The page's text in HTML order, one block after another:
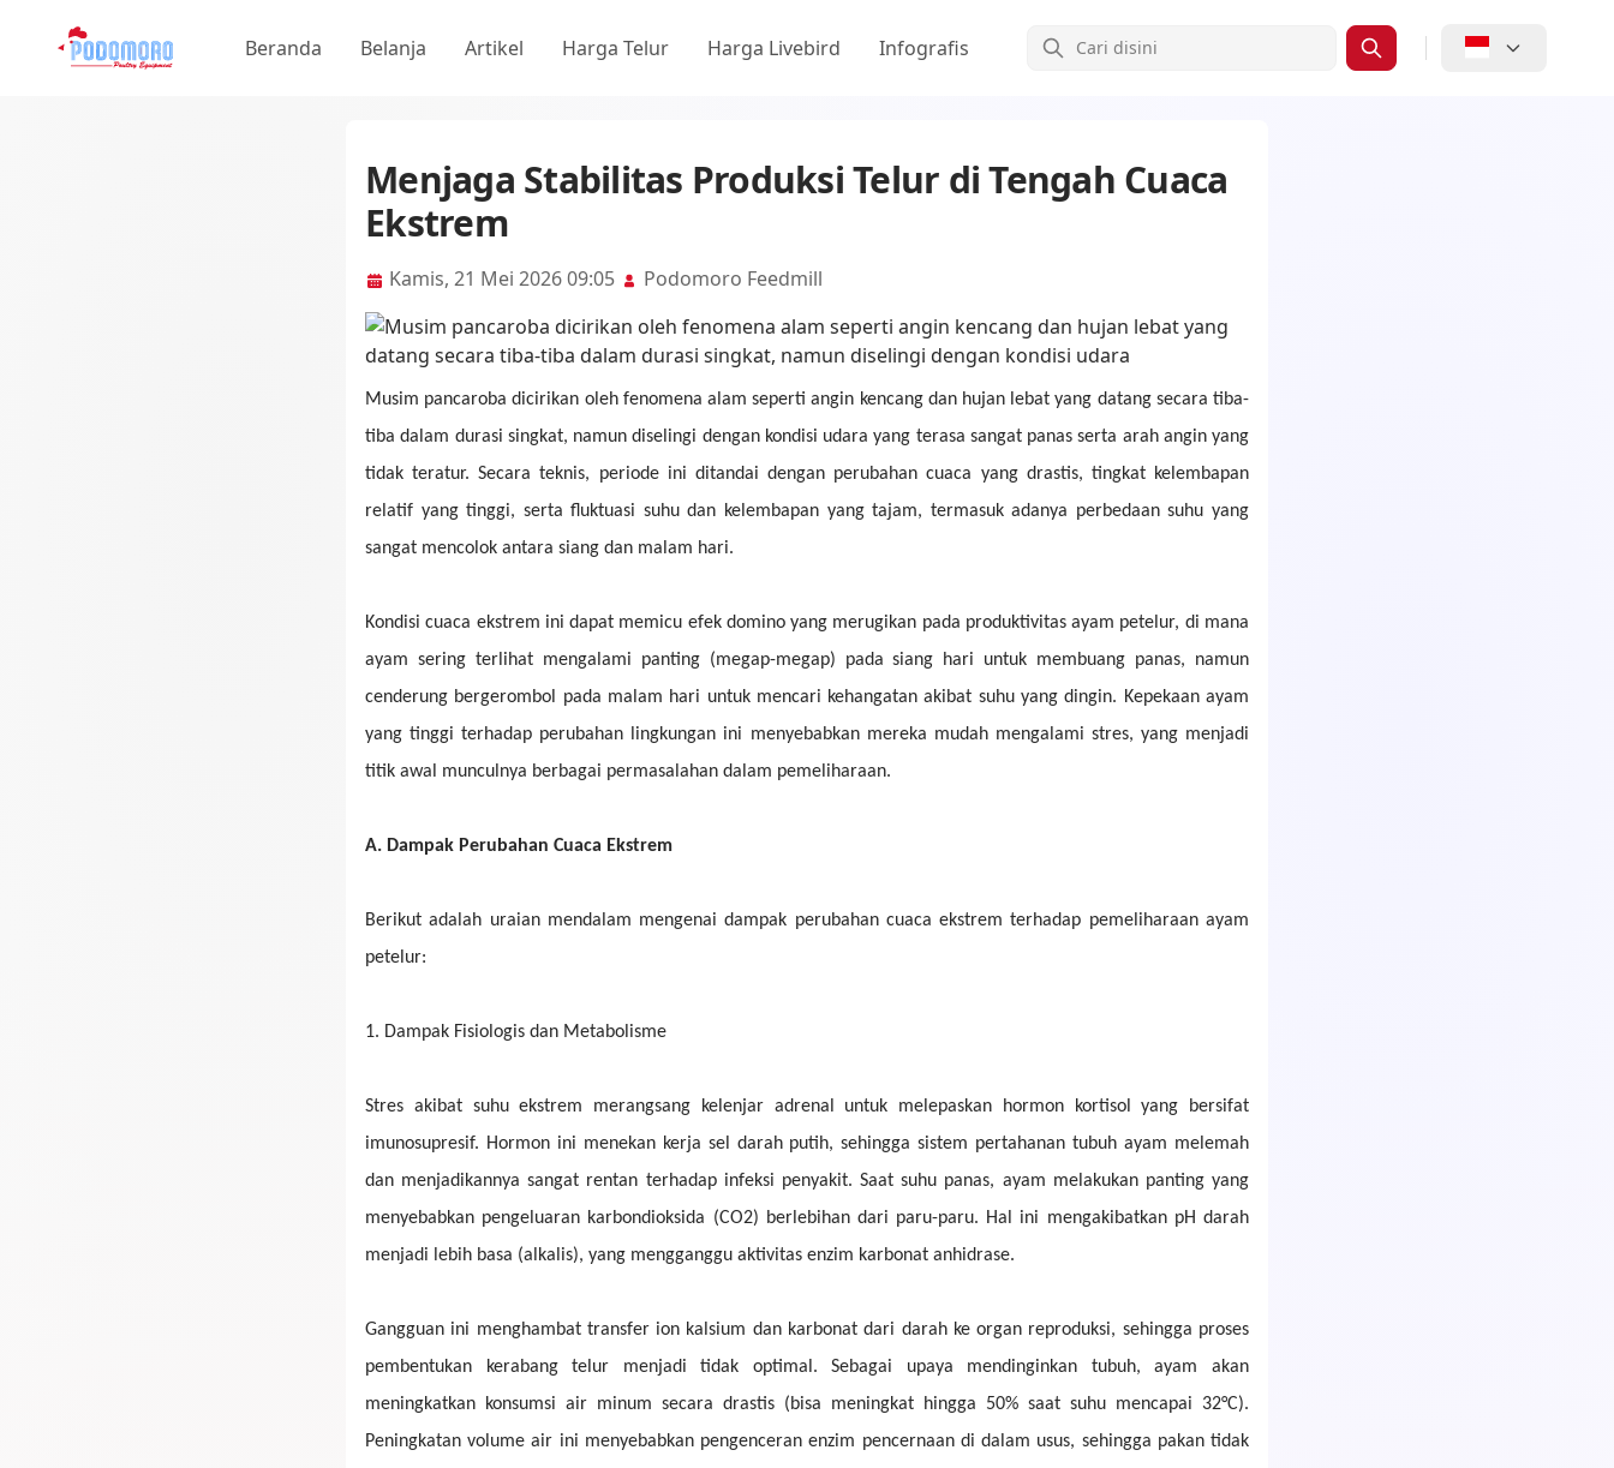
Cari
Beranda Belanja Artikel Harga Telur Harga Livebird Infografis
Menjaga Stabilitas Produksi Telur di Tengah Cuaca
Ekstrem
Kamis, 21 Mei 2026 09:05 Podomoro Feedmill
Musim pancaroba dicirikan oleh fenomena alam seperti angin kencang dan hujan lebat yang datang secara tiba-
tiba dalam durasi singkat, namun diselingi dengan kondisi udara yang terasa sangat panas serta arah angin yang
tidak teratur. Secara teknis, periode ini ditandai dengan perubahan cuaca yang drastis, tingkat kelembapan
relatif yang tinggi, serta fluktuasi suhu dan kelembapan yang tajam, termasuk adanya perbedaan suhu yang
sangat mencolok antara siang dan malam hari.
Kondisi cuaca ekstrem ini dapat memicu efek domino yang merugikan pada produktivitas ayam petelur, di mana
ayam sering terlihat mengalami panting (megap-megap) pada siang hari untuk membuang panas, namun
cenderung bergerombol pada malam hari untuk mencari kehangatan akibat suhu yang dingin. Kepekaan ayam
yang tinggi terhadap perubahan lingkungan ini menyebabkan mereka mudah mengalami stres, yang menjadi
titik awal munculnya berbagai permasalahan dalam pemeliharaan.
A. Dampak Perubahan Cuaca Ekstrem
Berikut adalah uraian mendalam mengenai dampak perubahan cuaca ekstrem terhadap pemeliharaan ayam
petelur:
1. Dampak Fisiologis dan Metabolisme
Stres akibat suhu ekstrem merangsang kelenjar adrenal untuk melepaskan hormon kortisol yang bersifat
imunosupresif. Hormon ini menekan kerja sel darah putih, sehingga sistem pertahanan tubuh ayam melemah
dan menjadikannya sangat rentan terhadap infeksi penyakit. Saat suhu panas, ayam melakukan panting yang
menyebabkan pengeluaran karbondioksida (CO2) berlebihan dari paru-paru. Hal ini mengakibatkan pH darah
menjadi lebih basa (alkalis), yang mengganggu aktivitas enzim karbonat anhidrase.
Gangguan ini menghambat transfer ion kalsium dan karbonat dari darah ke organ reproduksi, sehingga proses
pembentukan kerabang telur menjadi tidak optimal. Sebagai upaya mendinginkan tubuh, ayam akan
meningkatkan konsumsi air minum secara drastis (bisa meningkat hingga 50% saat suhu mencapai 32°C).
Peningkatan volume air ini menyebabkan pengenceran enzim pencernaan di dalam usus, sehingga pakan tidak